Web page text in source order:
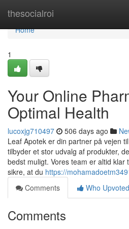
thesocialroi
Home
Home
1
Your Online
Optimal Health
lucoxjg710497 506 days ago
Leaf Apotek er din partner på vejen
tilbyder et stor udvalg af produkter,
bedst muligt. Vores team er altid klar
sikre, at du https://
Comments
Who Upvoted
Comments